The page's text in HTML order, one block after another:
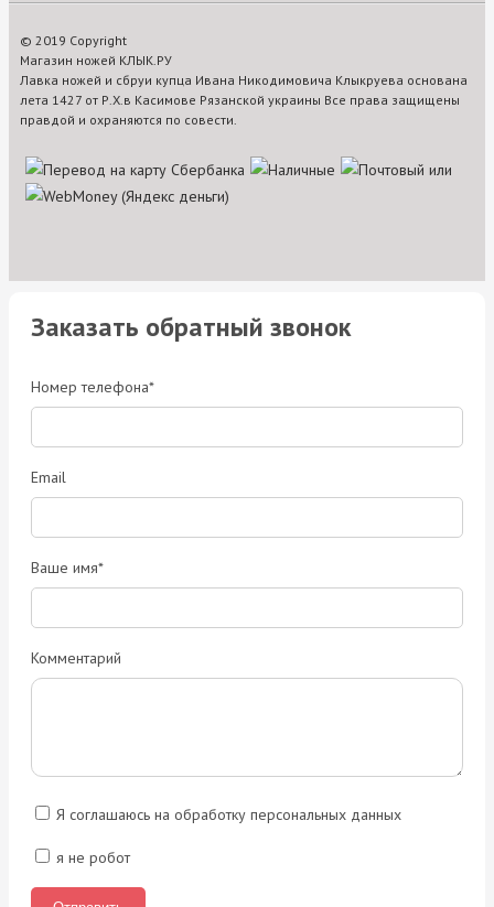
© 2019 Copyright
Магазин ножей КЛЫК.РУ
Лавка ножей и сбруи купца Ивана Никодимовича Клыкруева основана
лета 1427 от Р.Х.в Касимове Рязанской украины Все права защищены
правдой и охраняются по совести.
Заказать обратный звонок
Номер телефона*
Email
Ваше имя*
Комментарий
Я соглашаюсь на обработку персональных данных
я не робот